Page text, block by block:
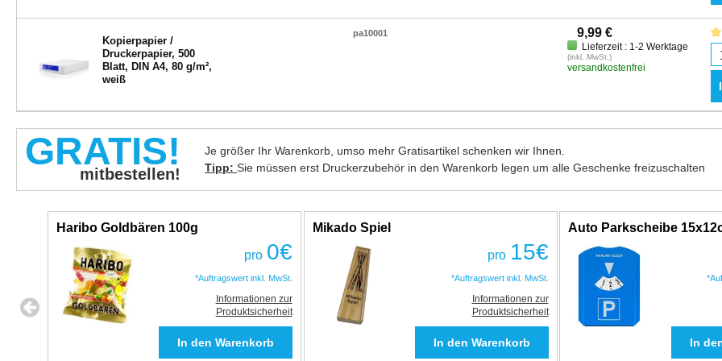
Kopierpapier /
Druckerpapier, 500
Blatt, DIN A4, 80 g/m²,
weiß
pa10001 9,99 €
Lieferzeit : 1-2 Werktage
(inkl. MwSt.)
versandkostenfrei
GRATIS!
mitbestellen!
Je größer Ihr Warenkorb, umso mehr Gratisartikel schenken wir Ihnen.
Tipp: Sie müssen erst Druckerzubehör in den Warenkorb legen um alle Geschenke freizuschalten
Haribo Goldbären 100g
pro 0€
*Auftragswert inkl. MwSt.
Informationen zur
Produktsicherheit
Mikado Spiel
pro 15€
*Auftragswert inkl. MwSt.
Informationen zur
Produktsicherheit
Auto Parkscheibe